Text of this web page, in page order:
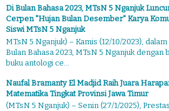
Di Bulan Bahasa 2023, MTsN 5 Nganjuk
Cerpen "Hujan Bulan Desember" Karya
Siswi MTsN 5 Nganjuk
MTsN 5 Nganjuk) – Kamis (12/10/2023),
Bulan Bahasa 2023, MTsN 5 Nganjuk dengan
buku antologi ce...
Naufal Bramanty El Madjid Raih Juara
Matematika Tingkat Provinsi Jawa Timur
(MTsN 5 Nganjuk) – Senin (27/1/2025),